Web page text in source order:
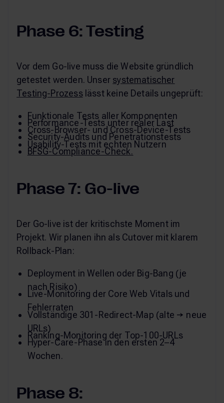
Phase 6: Testing
Vor dem Go-live muss die Website gründlich
getestet werden. Unser systematischer
Testing-Prozesslässt keine Details ungeprüft:
Funktionale Tests aller Komponenten
Performance-Tests unter realer Last
Cross-Browser- und Cross-Device-Tests
Security-Audits und Penetrationstests
Usability-Tests mit echten Nutzern
BFSG-Compliance-Check.
Phase 7: Go-live
Der Go-live ist der kritischste Moment im
Projekt. Wir planen ihn als Cutover mit klarem
Rollback-Plan:
Deployment in Wellen oder Big-Bang (je
nach Risiko)
Live-Monitoring der Core Web Vitals und
Fehlerraten
Vollständige 301-Redirect-Map (alte → neue
URLs)
Ranking-Monitoring der Top-100-URLs
Hyper-Care-Phase in den ersten 2–4
Wochen.
Phase 8: